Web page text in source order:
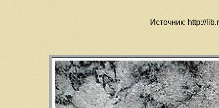
Источник: http://